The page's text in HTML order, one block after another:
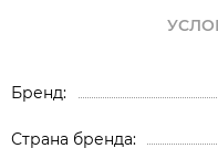
Бренд
Страна бренда